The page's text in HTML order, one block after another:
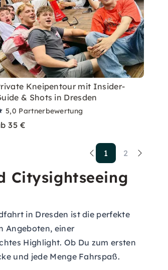
Kneipentour mit Insider-
& Shots in Dresden
5,0 Partnerbewertung
35 €
1 2
Citysightseeing
in Dresden ist die perfekte
Angeboten, einer
Highlight. Ob Du zum ersten
und jede Menge Fahrspaß.